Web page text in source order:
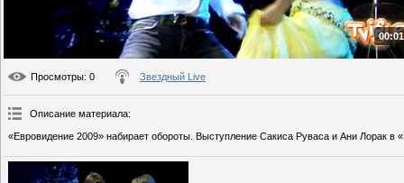
Просмотры: 0 Звездный Live
Описание материала:
«Евровидение 2009» набирает обороты. Выступление Сакиса Руваса и Ани Лорак в